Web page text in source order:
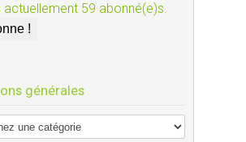
actuellement 59 abonné(e)s.
générales